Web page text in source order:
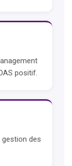
positif.
gestion des